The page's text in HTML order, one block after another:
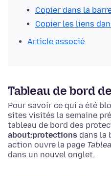
Copier dans la
Copier les liens
Article associé
Tableau de bord
Pour savoir ce qui a été
sites visités la semaine
tableau de bord des
about:protections dans la
action ouvre la page
dans un nouvel onglet.